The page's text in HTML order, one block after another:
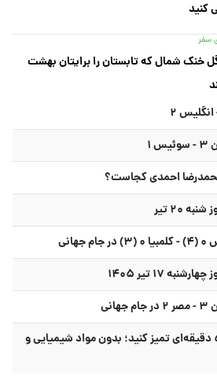
کنید
سفر
خنک شمال که تابستان را برایتان بهشت
احمدی کجاست؟
۲۰ تیر
۱۷ تیر ۱۴۰۵
مایکروویو را با این ترفند ۵ دقیقه‌ای تمیز کنید؛ بدون مواد شیمیایی و